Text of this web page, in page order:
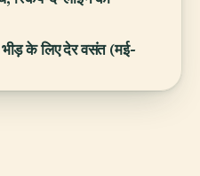
के लिए देर वसंत (मई-